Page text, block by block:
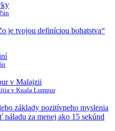
je tvojou definíciou bohatstva“
v Malajzii
v Kuala Lumpur
základy pozitívneho myslenia
náladu za menej ako 15 sekúnd